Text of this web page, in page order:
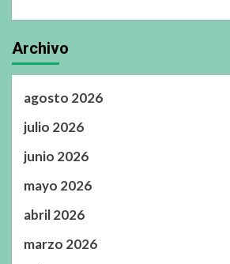
Archivo
agosto 2026
julio 2026
junio 2026
mayo 2026
abril 2026
marzo 2026